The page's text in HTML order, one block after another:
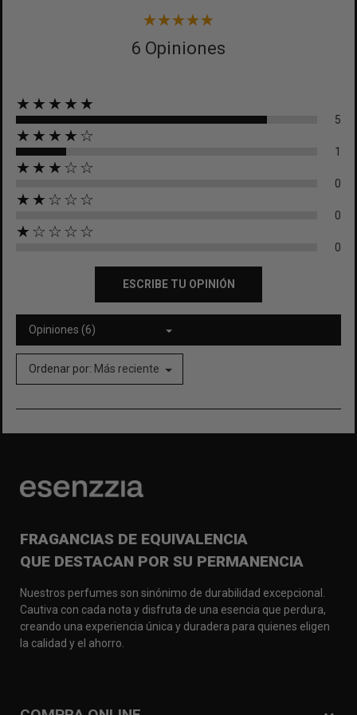
6 Opiniones
★★★★★
5
★★★★☆
1
★★★☆☆
0
★★☆☆☆
0
★☆☆☆☆
0
ESCRIBE TU OPINIÓN
Opiniones (6)
Ordenar por: Más reciente
FRAGANCIAS DE EQUIVALENCIA
QUE DESTACAN POR SU PERMANENCIA
Nuestros perfumes son sinónimo de durabilidad excepcional.
Cautiva con cada nota y disfruta de una esencia que perdura,
creando una experiencia única y duradera para quienes eligen
la calidad y el ahorro.